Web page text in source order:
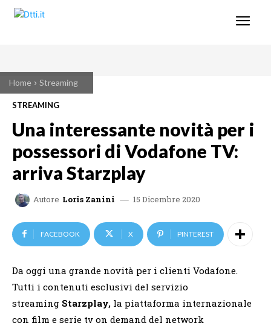
Home Streaming
STREAMING
Una interessante novità per i
possessori di Vodafone TV:
arriva Starzplay
Autore Loris Zanini 15 Dicembre 2020
FACEBOOK X PINTEREST
Da oggi una grande novità per i clienti Vodafone.
Tutti i contenuti esclusivi del servizio
streaming Starzplay, la piattaforma internazionale
con film e serie tv on demand del network